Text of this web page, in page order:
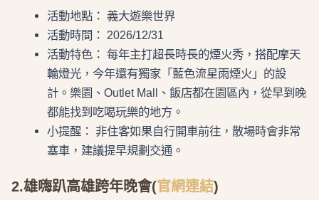
活動地點： 義大遊樂世界
活動時間： 2026/12/31
活動特色： 每年主打超長時長的煙火秀，搭配摩天
輪燈光，今年還有獨家「藍色流星雨煙火」的設
計。樂園、Outlet Mall、飯店都在園區內，從早到晚
都能找到吃喝玩樂的地方。
小提醒： 非住客如果自行開車前往，散場時會非常
塞車，建議提早規劃交通。
2.雄嗨趴高雄跨年晚會(官網連結)